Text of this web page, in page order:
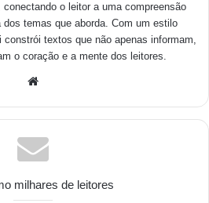
o leitor a uma compreensão
temas que aborda. Com um estilo
textos que não apenas informam,
o coração e a mente dos leitores.
milhares de leitores